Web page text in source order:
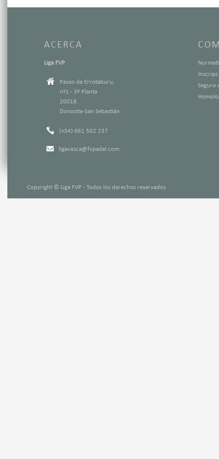
ACERCA
Liga FVP
Paseo de Errotaburu,
nº1 - 3ª Planta
20018
Donostia-San Sebastián
(+34) 661 502 237
ligavasca@fvpadel.com
Seguro
Copyright © Liga FVP - Todos los derechos reservados